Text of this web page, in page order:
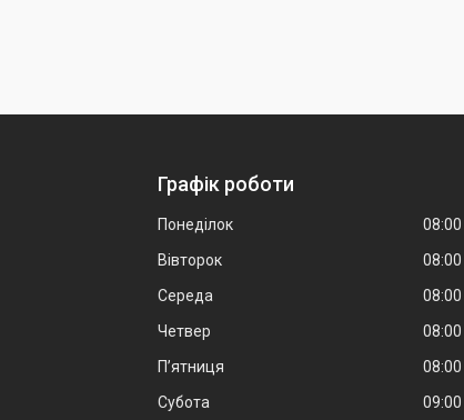
Графік роботи
Понеділок 08:00
Вівторок
08:00
Середа
08:00
Четвер
08:00
Пʼятниця
08:00
Субота
09:00